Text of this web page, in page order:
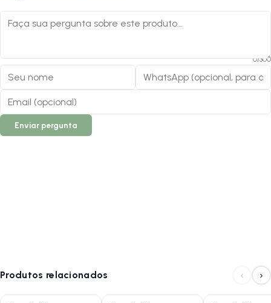
0/300
Enviar pergunta
Produtos relacionados ‹ ›